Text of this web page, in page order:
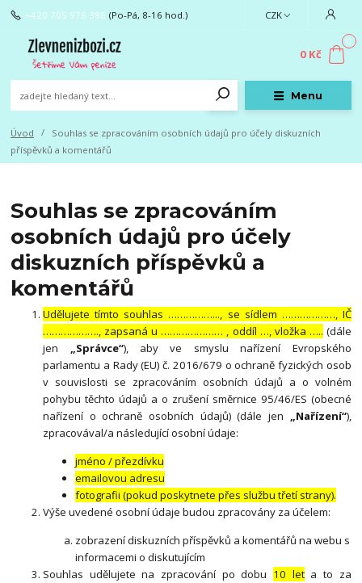
Menu
CZK
+420 705 976 386 (Po-Pá, 8-16 hod.)
0
0 Kč
Úvod
Souhlas se zpracováním osobních údajů pro účely diskuzních
příspěvků a komentářů
Souhlas se zpracováním
osobních údajů pro účely
diskuzních příspěvků a
komentářů
Udělujete tímto souhlas ……………..., se sídlem ………………, IČ
………………., zapsaná u ………………… , oddíl …, vložka ….. (dále
jen „Správce“), aby ve smyslu nařízení Evropského
parlamentu a Rady (EU) č. 2016/679 o ochraně fyzických osob
v souvislosti se zpracováním osobních údajů a o volném
pohybu těchto údajů a o zrušení směrnice 95/46/ES (obecné
nařízení o ochraně osobních údajů) (dále jen „Nařízení“),
zpracovával/a následující osobní údaje:
jméno / přezdívku
emailovou adresu
fotografii (pokud poskytnete přes službu třetí strany).
Výše uvedené osobní údaje budou zpracovány za účelem:
zobrazení diskuzních příspěvků a komentářů na webu s
informacemi o diskutujícím
Souhlas udělujete na zpracování po dobu 10 leta to za